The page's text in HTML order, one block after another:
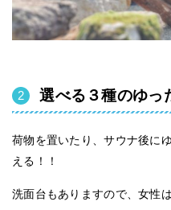
選べる３種のゆっ
荷物を置いたり、サウナ後に
える！！
洗面台もありますので、女性